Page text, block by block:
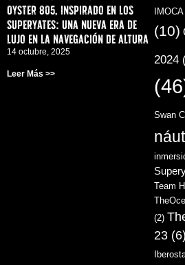
Oyster 805, inspirado en los
superyates: una nueva era de
lujo en la navegación de altura
14 octubre, 2025
Leer Más >>
IMOCA
(10)
2024
Swan
Team
(2)
23 (6)